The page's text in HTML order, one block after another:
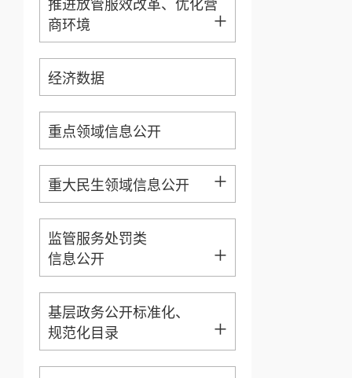
推进放管服效改革、优化营
商环境
+
经济数据
重点领域信息公开
重大民生领域信息公开 +
监管服务处罚类
信息公开
+
基层政务公开标准化、
规范化目录
+